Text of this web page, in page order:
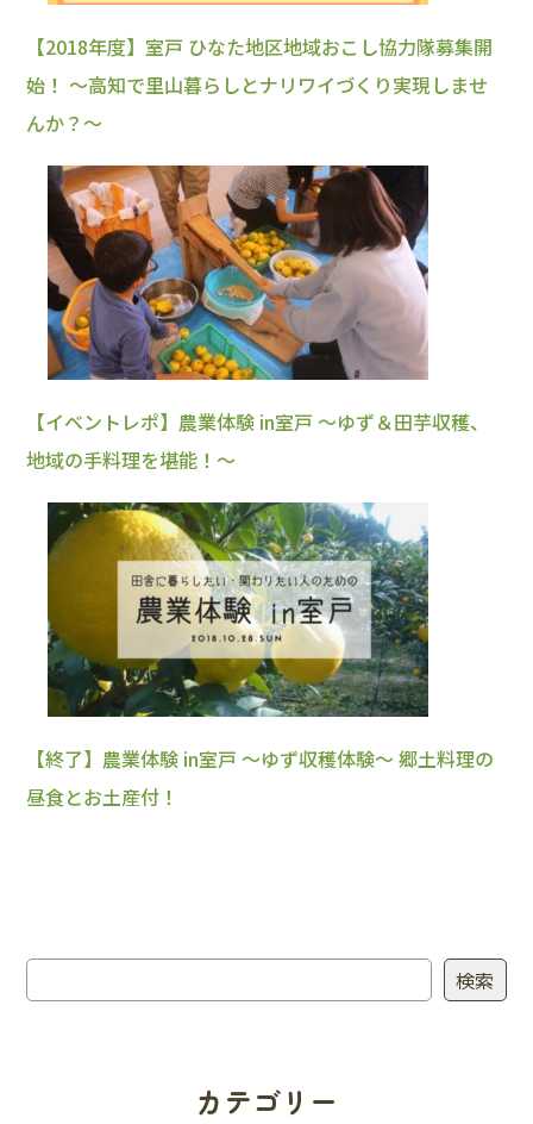
【2018年度】室戸 ひなた地区地域おこし協力隊募集開
始！ ～高知で里山暮らしとナリワイづくり実現しませ
んか？～
【イベントレポ】農業体験 in室戸 ～ゆず＆田芋収穫、
地域の手料理を堪能！～
【終了】農業体験 in室戸 ～ゆず収穫体験～ 郷土料理の
昼食とお土産付！
検索
カテゴリー